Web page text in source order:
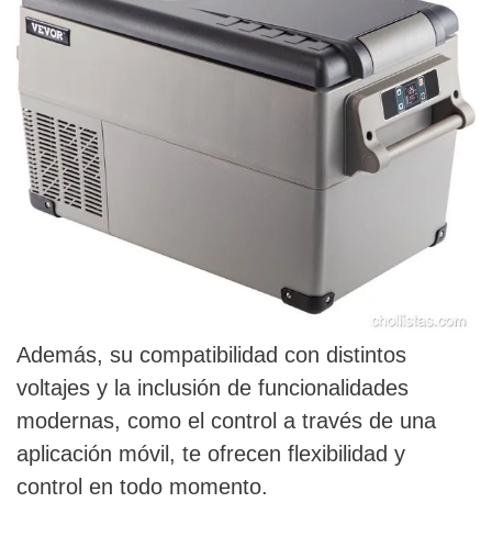
Además, su compatibilidad con distintos
voltajes y la inclusión de funcionalidades
modernas, como el control a través de una
aplicación móvil, te ofrecen flexibilidad y
control en todo momento.